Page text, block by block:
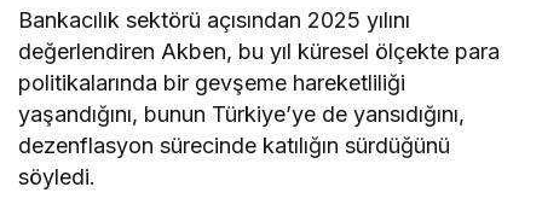
Bankacılık sektörü açısından 2025 yılını
değerlendiren Akben, bu yıl küresel ölçekte para
politikalarında bir gevşeme hareketliliği
yaşandığını, bunun Türkiye’ye de yansıdığını,
dezenflasyon sürecinde katılığın sürdüğünü
söyledi.